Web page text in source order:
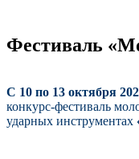
Фестиваль
С 10 по 13 октября
конкурс-фестиваль
ударных инструментах